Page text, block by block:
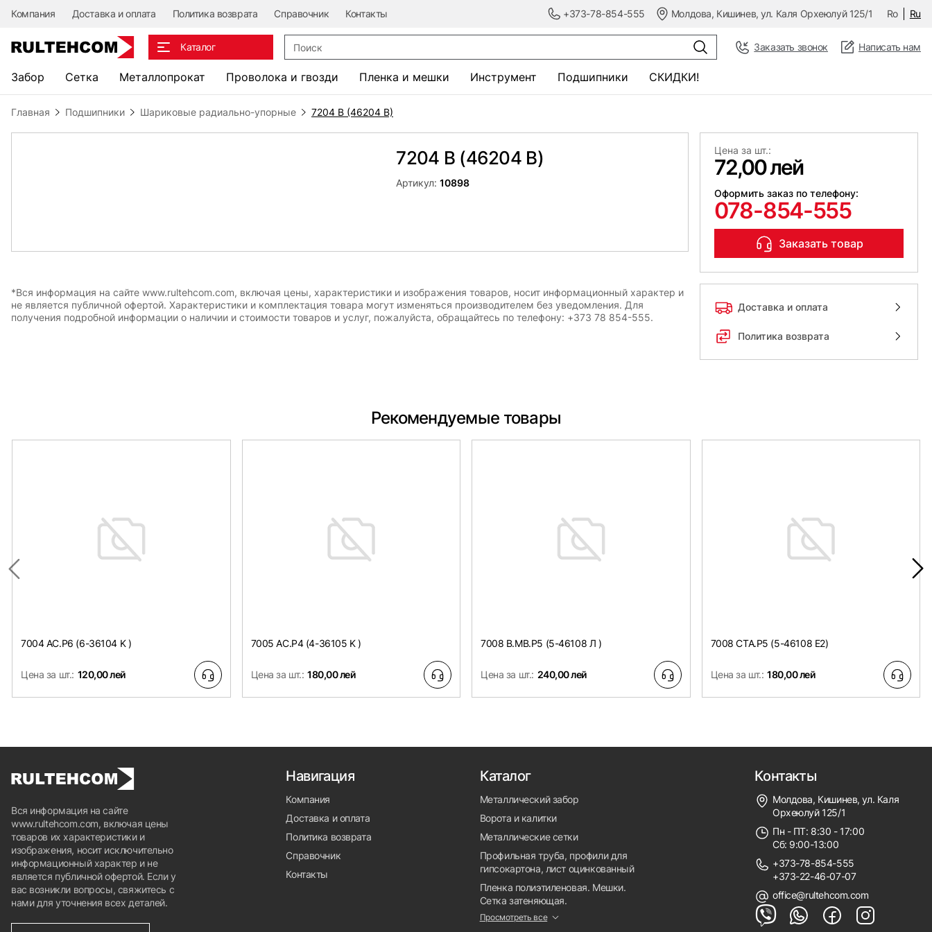
Компания Доставка и оплата Политика возврата Справочник Контакты +373-78-854-555 Молдова, Кишинев, ул. Каля Орхеюлуй 125/1 Ro Ru
Каталог Заказать звонок Написать нам
Забор Сетка Металлопрокат Проволока и гвозди Пленка и мешки Инструмент Подшипники СКИДКИ!
Главная Подшипники Шариковые радиально-упорные 7204 B (46204 B)
7204 B (46204 B)
Артикул:10898
Цена за шт.:
72,00 лей
Оформить заказ по телефону:
078-854-555
Заказать товар
Доставка и оплата
Политика возврата
*Вся информация на сайте www.rultehcom.com, включая цены, характеристики и изображения товаров, носит информационный характер и
не является публичной офертой. Характеристики и комплектация товара могут изменяться производителем без уведомления. Для
получения подробной информации о наличии и стоимости товаров и услуг, пожалуйста, обращайтесь по телефону: +373 78 854-555.
Рекомендуемые товары
7004 AC.P6 (6-36104 K )
Цена за шт.: 120,00 лей
7005 AC.P4 (4-36105 K )
Цена за шт.: 180,00 лей
7008 B.MB.P5 (5-46108 Л )
Цена за шт.: 240,00 лей
7008 CTA.P5 (5-46108 E2)
Цена за шт.: 180,00 лей
Вся информация на сайте
www.rultehcom.com, включая цены
товаров их характеристики и
изображения, носит исключительно
информационный характер и не
является публичной офертой. Если у
вас возникли вопросы, свяжитесь с
нами для уточнения всех деталей.
Навигация
Компания
Доставка и оплата
Политика возврата
Справочник
Контакты
Каталог
Металлический забор
Ворота и калитки
Металлические сетки
Профильная труба, профили для
гипсокартона, лист оцинкованный
Пленка полиэтиленовая. Мешки.
Сетка затеняющая.
Просмотреть все
Контакты
Молдова, Кишинев, ул. Каля
Орхеюлуй 125/1
Пн - ПТ: 8:30 - 17:00
Сб: 9:00-13:00
+373-78-854-555
+373-22-46-07-07
office@rultehcom.com